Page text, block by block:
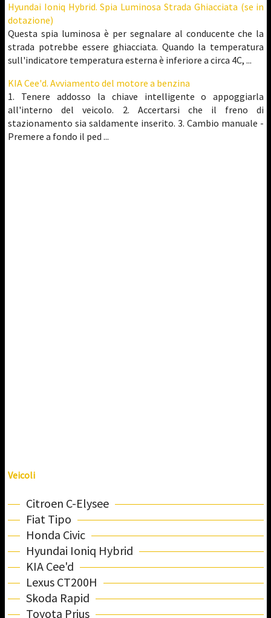
Hyundai Ioniq Hybrid. Spia Luminosa Strada Ghiacciata (se in
dotazione)
Questa spia luminosa è per segnalare al conducente che la
strada potrebbe essere ghiacciata. Quando la temperatura
sull'indicatore temperatura esterna è inferiore a circa 4C, ...
KIA Cee'd. Avviamento del motore a benzina
1. Tenere addosso la chiave intelligente o appoggiarla
all'interno del veicolo. 2. Accertarsi che il freno di
stazionamento sia saldamente inserito. 3. Cambio manuale -
Premere a fondo il ped ...
Veicoli
Citroen C-Elysee
Fiat Tipo
Honda Civic
Hyundai Ioniq Hybrid
KIA Cee'd
Lexus CT200H
Skoda Rapid
Toyota Prius